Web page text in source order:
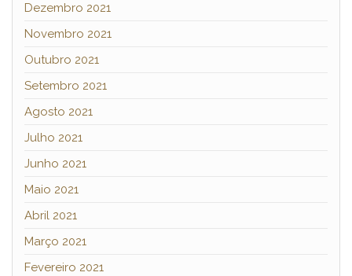
Dezembro 2021
Novembro 2021
Outubro 2021
Setembro 2021
Agosto 2021
Julho 2021
Junho 2021
Maio 2021
Abril 2021
Março 2021
Fevereiro 2021